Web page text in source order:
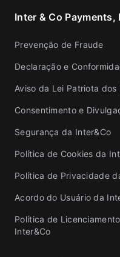
Inter & Co
Prevenção de Fraude
Declaração e
Aviso da Lei Patriota dos
Consentimento e
Segurança da Inter&Co
Política de Cookies da
Política de Privacidade
Acordo do Usuário da
Política de
Inter&Co